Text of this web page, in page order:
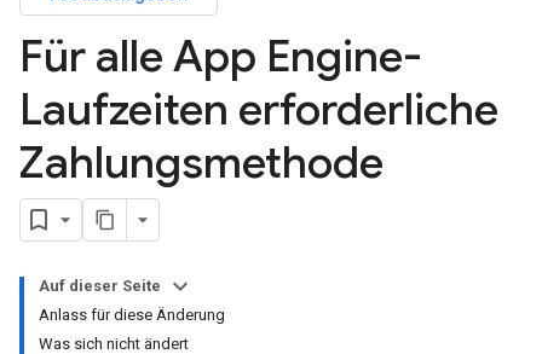
Für alle App Engine-
Laufzeiten erforderliche
Zahlungsmethode
Auf dieser Seite
Anlass für diese Änderung
Was sich nicht ändert